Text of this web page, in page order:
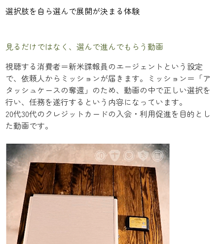
選択肢を自ら選んで展開が決まる体験
見るだけではなく、選んで進んでもらう動画
視聴する消費者＝新米諜報員のエージェントという設定
で、依頼人からミッションが届きます。ミッション＝「ア
タッシュケースの奪還」のため、動画の中で正しい選択を
行い、任務を遂行するという内容になっています。
20代30代のクレジットカードの入会・利用促進を目的とし
た動画です。